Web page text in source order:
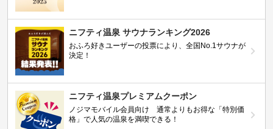
ニフティ温泉 サウナランキング2026
おふろ好きユーザーの投票により、全国No.1サウナが
決定！
ニフティ温泉プレミアムクーポン
ノジマモバイル会員向け 通常よりもお得な「特別価
格」で人気の温泉を満喫できる！